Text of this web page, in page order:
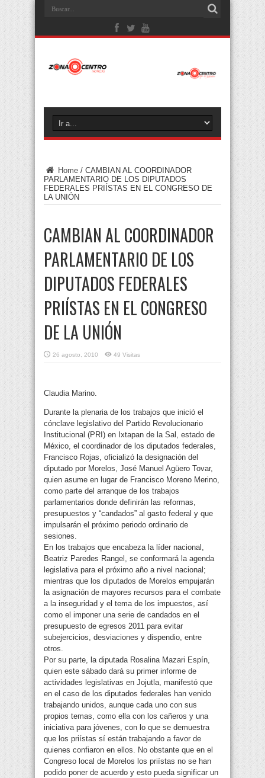
Home / CAMBIAN AL COORDINADOR
PARLAMENTARIO DE LOS DIPUTADOS
FEDERALES PRIÍSTAS EN EL CONGRESO DE
LA UNIÓN
CAMBIAN AL COORDINADOR
PARLAMENTARIO DE LOS
DIPUTADOS FEDERALES
PRIÍSTAS EN EL CONGRESO
DE LA UNIÓN
26 agosto, 2010 49 Visitas
Claudia Marino.
Durante la plenaria de los trabajos que inició el
cónclave legislativo del Partido Revolucionario
Institucional (PRI) en Ixtapan de la Sal, estado de
México, el coordinador de los diputados federales,
Francisco Rojas, oficializó la designación del
diputado por Morelos, José Manuel Agüero Tovar,
quien asume en lugar de Francisco Moreno Merino,
como parte del arranque de los trabajos
parlamentarios donde definirán las reformas,
presupuestos y “candados” al gasto federal y que
impulsarán el próximo periodo ordinario de
sesiones.
En los trabajos que encabeza la líder nacional,
Beatriz Paredes Rangel, se conformará la agenda
legislativa para el próximo año a nivel nacional;
mientras que los diputados de Morelos empujarán
la asignación de mayores recursos para el combate
a la inseguridad y el tema de los impuestos, así
como el imponer una serie de candados en el
presupuesto de egresos 2011 para evitar
subejercicios, desviaciones y dispendio, entre
otros.
Por su parte, la diputada Rosalina Mazari Espín,
quien este sábado dará su primer informe de
actividades legislativas en Jojutla, manifestó que
en el caso de los diputados federales han venido
trabajando unidos, aunque cada uno con sus
propios temas, como ella con los cañeros y una
iniciativa para jóvenes, con lo que se demuestra
que los priístas sí están trabajando a favor de
quienes confiaron en ellos. No obstante que en el
Congreso local de Morelos los priístas no se han
podido poner de acuerdo y esto pueda significar un